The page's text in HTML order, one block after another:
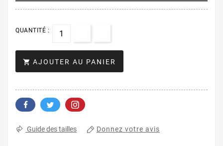
QUANTITÉ :
 AJOUTER AU PANIER
Guide des tailles Donnez votre avis